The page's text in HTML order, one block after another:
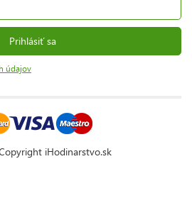
Prihlásiť sa
údajov
iHodinarstvo.sk